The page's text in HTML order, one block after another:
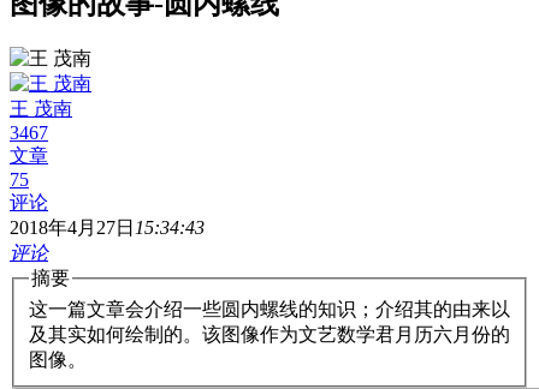
王 茂南
3467
文章
75
评论
2018年4月27日 15:34:43
评论
摘要
这一篇文章会介绍一些圆内螺线的知识；介绍其的由来以
及其实如何绘制的。该图像作为文艺数学君月历六月份的
图像。